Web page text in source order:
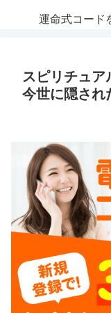
運命式コード
スピリチュア
今世に隠され